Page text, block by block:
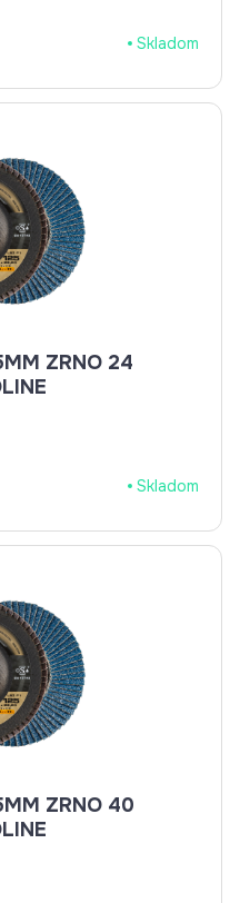
Skladom
ZRNO 24
Skladom
ZRNO 40